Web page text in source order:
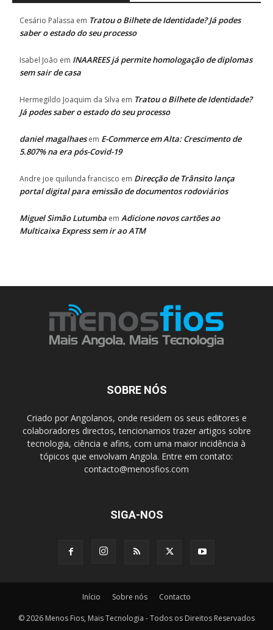
Cesário Palassa em Tratou o Bilhete de Identidade? Já podes
saber o estado do seu processo
Isabel João em INAAREES já permite homologação de diplomas
sem sair de casa
Hermegildo Joaquim da Silva em Tratou o Bilhete de Identidade?
Já podes saber o estado do seu processo
daniel magalhaesem E-Commerce em Alta: Crescimento de
5.807% na era pós-Covid-19
Andre joe quilunda francisco em Direcção de Trânsito lança
portal digital para emissão de documentos rodoviários
Miguel Simão Lutumba em Adicione novos cartões ao
Multicaixa Express sem ir ao ATM
SOBRE NÓS
Criado por Angolanos, onde residem os seus editores e
colaboradores directos, tencionamos trazer artigos sobre
tecnologia, ciência e afins, com uma maior incidência à
tópicos que envolvam Angola. Entre em contato:
contacto@menosfios.com
SIGA-NOS
Início Sobre nós Contacto
© 2026 Menos Fios, Mais Tecnologia - Todos os Direitos Reservados